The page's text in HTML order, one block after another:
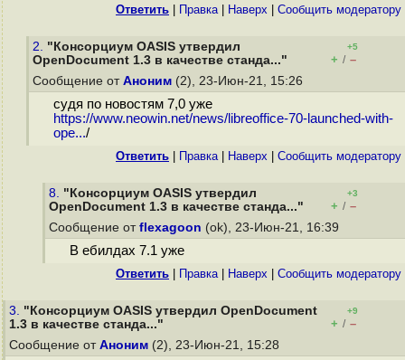
Ответить Правка| Наверх Cообщить модератору
2. "Консорциум OASIS утвердил
OpenDocument 1.3 в качестве станда..."
+5
+ / –
Сообщение от Аноним (2), 23-Июн-21, 15:26
судя по новостям 7,0 уже
https://www.neowin.net/news/libreoffice-70-launched-with-
ope.../
Ответить Правка| Наверх Cообщить модератору
8. "Консорциум OASIS утвердил
OpenDocument 1.3 в качестве станда..."
+3
+ / –
Сообщение от flexagoon (ok), 23-Июн-21, 16:39
В ебилдах 7.1 уже
Ответить Правка| Наверх Cообщить модератору
3. "Консорциум OASIS утвердил OpenDocument
1.3 в качестве станда..."
+9
+ / –
Сообщение от Аноним (2), 23-Июн-21, 15:28